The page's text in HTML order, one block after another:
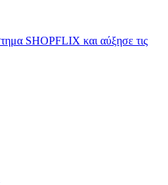
SHOPFLIX και αύξησε τις